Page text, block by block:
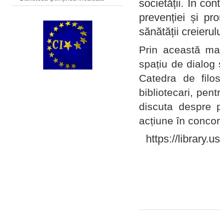
societății. În
prevenției și
sănătății
Prin această
spațiu de dialog
Catedra de
bibliotecari,
discuta despre
acțiune în
https://